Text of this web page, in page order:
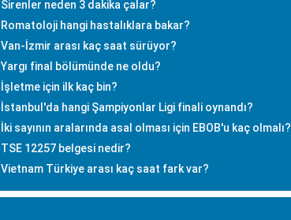
Sirenler neden 3 dakika çalar?
Romatoloji hangi hastalıklara bakar?
Van-İzmir arası kaç saat sürüyor?
Yargı final bölümünde ne oldu?
İşletme için ilk kaç bin?
İstanbul'da hangi Şampiyonlar Ligi finali oynandı?
İki sayının aralarında asal olması için EBOB'u kaç olmalı?
TSE 12257 belgesi nedir?
Vietnam Türkiye arası kaç saat fark var?